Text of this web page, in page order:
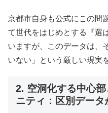
京都市自身も公式にこの問
て世代をはじめとする『選
いますが、このデータは、
いない」という厳しい現実
2. 空洞化する中心
ニティ：区別データ